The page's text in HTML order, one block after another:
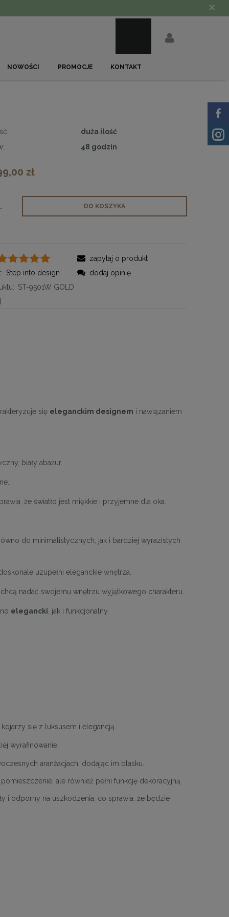
×
NOWOŚCI PROMOCJE KONTAKT
duża ilość
48 godzin
zł
DO KOSZYKA
Step into design
ST-9501W GOLD
zapytaj o produkt
dodaj opinię
się eleganckim designem i nawiązaniem
biały abażur.
że światło jest miękkie i przyjemne dla oka.
do minimalistycznych, jak i bardziej wyrazistych
doskonale uzupełni eleganckie wnętrza.
nadać swojemu wnętrzu wyjątkowego charakteru.
elegancki , jak i funkcjonalny.
się z luksusem i elegancją.
wyrafinowanie.
aranżacjach, dodając im blasku.
ale również pełni funkcję dekoracyjną.
i odporny na uszkodzenia, co sprawia, że będzie